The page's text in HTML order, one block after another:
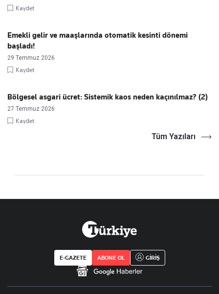
Kaydet
Emekli gelir ve maaşlarında otomatik kesinti dönemi
başladı!
29 Temmuz 2026
Kaydet
Bölgesel asgari ücret: Sistemik kaos neden kaçınılmaz? (2)
27 Temmuz 2026
Kaydet
Tüm Yazıları
E-GAZETE ABONE OL GİRİŞ